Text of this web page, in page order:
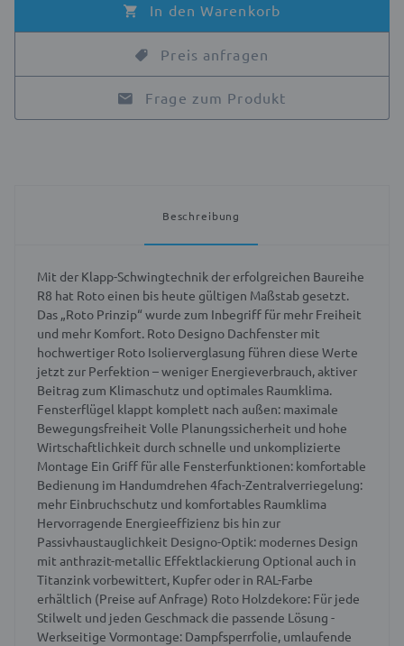
In den Warenkorb
Preis anfragen
Frage zum Produkt
Beschreibung
Mit der Klapp-Schwingtechnik der erfolgreichen Baureihe
R8 hat Roto einen bis heute gültigen Maßstab gesetzt.
Das „Roto Prinzip“ wurde zum Inbegriff für mehr Freiheit
und mehr Komfort. Roto Designo Dachfenster mit
hochwertiger Roto Isolierverglasung führen diese Werte
jetzt zur Perfektion – weniger Energieverbrauch, aktiver
Beitrag zum Klimaschutz und optimales Raumklima.
Fensterflügel klappt komplett nach außen: maximale
Bewegungsfreiheit Volle Planungssicherheit und hohe
Wirtschaftlichkeit durch schnelle und unkomplizierte
Montage Ein Griff für alle Fensterfunktionen: komfortable
Bedienung im Handumdrehen 4fach-Zentralverriegelung:
mehr Einbruchschutz und komfortables Raumklima
Hervorragende Energieeffizienz bis hin zur
Passivhaustauglichkeit Designo-Optik: modernes Design
mit anthrazit-metallic Effektlackierung Optional auch in
Titanzink vorbewittert, Kupfer oder in RAL-Farbe
erhältlich (Preise auf Anfrage) Roto Holzdekore: Für jede
Stilwelt und jeden Geschmack die passende Lösung -
Werkseitige Vormontage: Dampfsperrfolie, umlaufende